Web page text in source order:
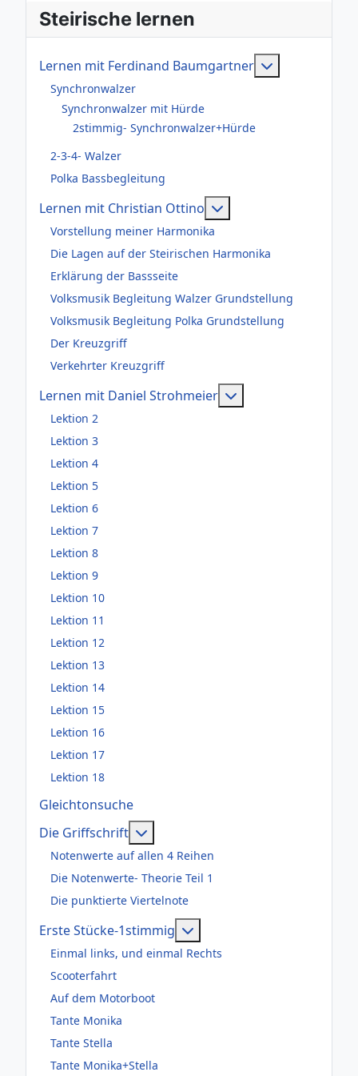
Steirische lernen
Lernen mit Ferdinand Baumgartner
Synchronwalzer
Synchronwalzer mit Hürde
2stimmig- Synchronwalzer+Hürde
2-3-4- Walzer
Polka Bassbegleitung
Lernen mit Christian Ottino
Vorstellung meiner Harmonika
Die Lagen auf der Steirischen Harmonika
Erklärung der Bassseite
Volksmusik Begleitung Walzer Grundstellung
Volksmusik Begleitung Polka Grundstellung
Der Kreuzgriff
Verkehrter Kreuzgriff
Lernen mit Daniel Strohmeier
Lektion 2
Lektion 3
Lektion 4
Lektion 5
Lektion 6
Lektion 7
Lektion 8
Lektion 9
Lektion 10
Lektion 11
Lektion 12
Lektion 13
Lektion 14
Lektion 15
Lektion 16
Lektion 17
Lektion 18
Gleichtonsuche
Die Griffschrift
Notenwerte auf allen 4 Reihen
Die Notenwerte- Theorie Teil 1
Die punktierte Viertelnote
Erste Stücke-1stimmig
Einmal links, und einmal Rechts
Scooterfahrt
Auf dem Motorboot
Tante Monika
Tante Stella
Tante Monika+Stella